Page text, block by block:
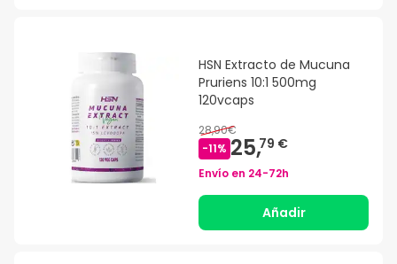
HSN Extracto de Mucuna
Pruriens 10:1 500mg
120vcaps
28,90€
-11% 25,79 €
Envío en 24-72h
Añadir